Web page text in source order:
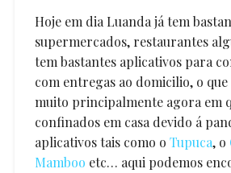
Hoje em dia Luanda já tem
supermercados, restaurantes
tem bastantes aplicativos para
com entregas ao domicilio, o
muito principalmente agora em
confinados em casa devido á
aplicativos tais como o Tupuca, o
Mamboo etc… aqui podemos